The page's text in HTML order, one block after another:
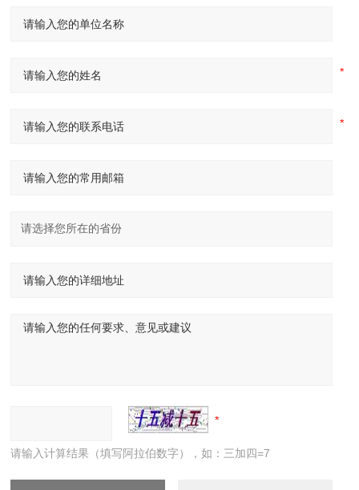
请输入计算结果（填写阿拉伯数字），如：三加四=7